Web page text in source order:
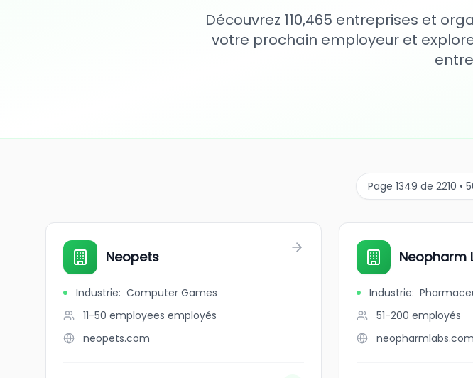
Découvrez 110,465 entreprises et
votre prochain employeur et
Page 1349 de 2210
Neopets
Industrie: Computer Games
11-50 employees employés
neopets.com
Neopharm
Industrie:
51-200 employés
neopharmlabs.com